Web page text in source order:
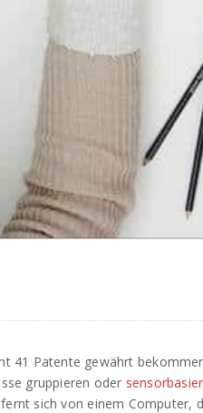
41 Patente gewährt
gruppieren oder
sich von einem Computer,